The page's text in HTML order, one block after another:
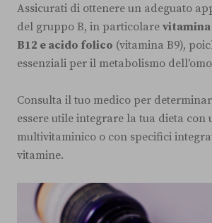
Assicurati di ottenere un adeguato
del gruppo B, in particolare
B12 e acido folico (vitamina B9),
essenziali per il metabolismo
Consulta il tuo medico per
essere utile integrare la tua dieta con
multivitaminico o con specifici
vitamine.